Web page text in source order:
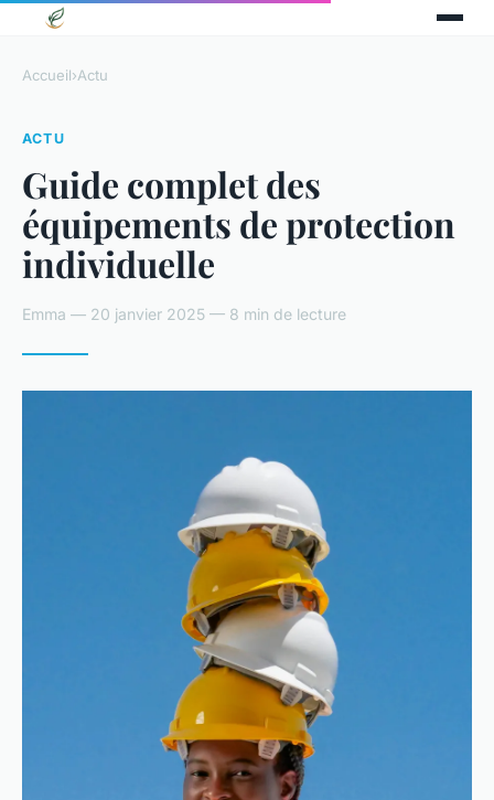
Accueil›Actu
ACTU
Guide complet des
équipements de protection
individuelle
Emma — 20 janvier 2025 — 8 min de lecture